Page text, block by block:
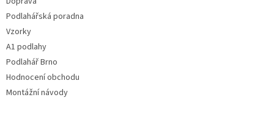
Podlahářská poradna
Vzorky
A1 podlahy
Podlahář Brno
Hodnocení obchodu
Montážní návody